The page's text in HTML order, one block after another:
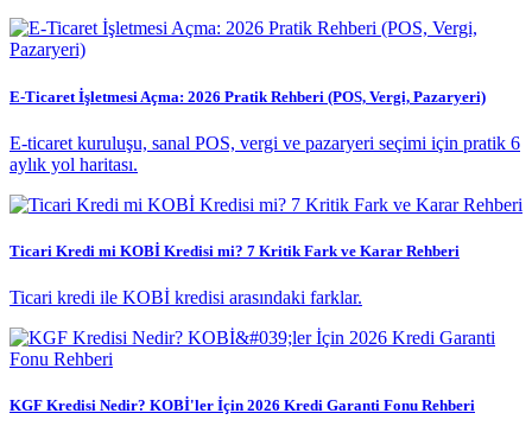
E-Ticaret İşletmesi Açma: 2026 Pratik Rehberi (POS, Vergi, Pazaryeri)
E-ticaret kuruluşu, sanal POS, vergi ve pazaryeri seçimi için pratik 6
aylık yol haritası.
Ticari Kredi mi KOBİ Kredisi mi? 7 Kritik Fark ve Karar Rehberi
Ticari kredi ile KOBİ kredisi arasındaki farklar.
KGF Kredisi Nedir? KOBİ'ler İçin 2026 Kredi Garanti Fonu Rehberi